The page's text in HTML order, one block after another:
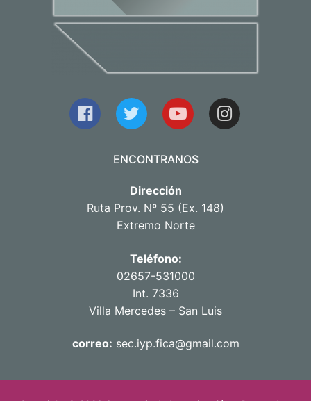
ENCONTRANOS
Dirección
Ruta Prov. Nº 55 (Ex. 148)
Extremo Norte
Teléfono:
02657-531000
Int. 7336
Villa Mercedes – San Luis
correo: sec.iyp.fica@gmail.com